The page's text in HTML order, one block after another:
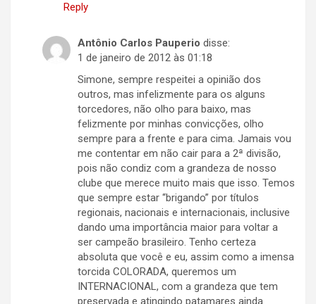
Reply
Antônio Carlos Pauperio disse:
1 de janeiro de 2012 às 01:18
Simone, sempre respeitei a opinião dos
outros, mas infelizmente para os alguns
torcedores, não olho para baixo, mas
felizmente por minhas convicções, olho
sempre para a frente e para cima. Jamais vou
me contentar em não cair para a 2ª divisão,
pois não condiz com a grandeza de nosso
clube que merece muito mais que isso. Temos
que sempre estar “brigando” por títulos
regionais, nacionais e internacionais, inclusive
dando uma importância maior para voltar a
ser campeão brasileiro. Tenho certeza
absoluta que você e eu, assim como a imensa
torcida COLORADA, queremos um
INTERNACIONAL, com a grandeza que tem
preservada e atingindo patamares ainda